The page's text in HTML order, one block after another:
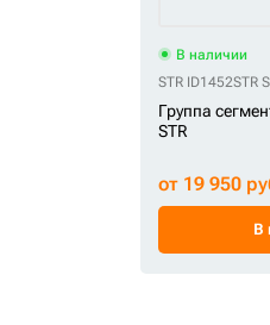
В наличии
STR ID1452STR
Группа
STR
от 19 950
В